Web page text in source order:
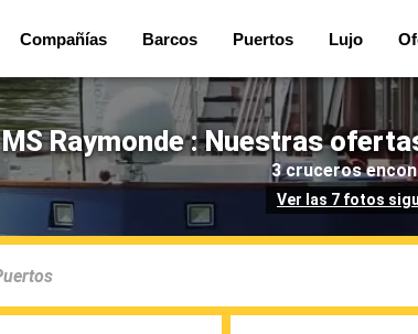
Compañías Barcos Puertos Lujo
MS Raymonde : Nuestras
3 cruceros
Ver las 7 fotos